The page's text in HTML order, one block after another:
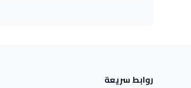
روابط سريعة